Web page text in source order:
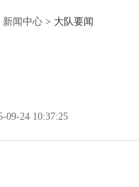
新闻中心 > 大队要闻
09-24 10:37:25